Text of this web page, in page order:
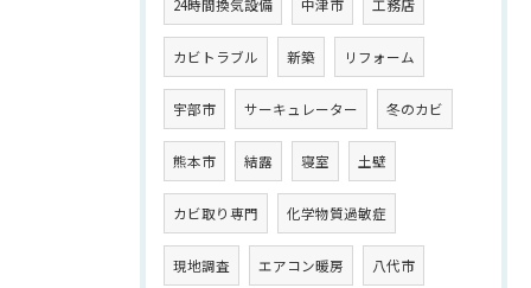
24時間換気設備 中津市 工務店
カビトラブル 新築 リフォーム
宇部市 サーキュレーター 冬のカビ
熊本市 結露 寝室 土壁
カビ取り専門 化学物質過敏症
現地調査 エアコン暖房 八代市